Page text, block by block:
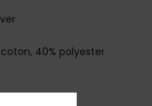
40% polyester